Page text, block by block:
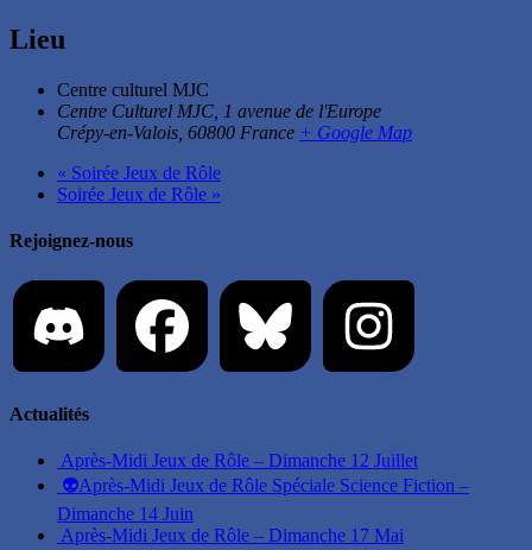
Lieu
Centre culturel MJC
Centre Culturel MJC, 1 avenue de l'Europe
Crépy-en-Valois 60800 France + Google Map
« Soirée Jeux de Rôle
Soirée Jeux de Rôle »
Rejoignez-nous
Actualités
Après-Midi Jeux de Rôle – Dimanche 12 Juillet
👽Après-Midi Jeux de Rôle Spéciale Science Fiction –
Dimanche 14 Juin
Après-Midi Jeux de Rôle – Dimanche 17 Mai